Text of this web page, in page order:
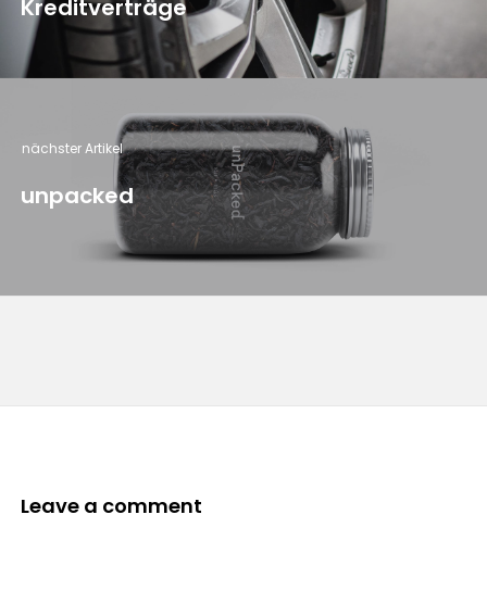
Kreditverträge
nächster Artikel
unpacked
Leave a comment